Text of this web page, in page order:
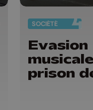
SOCIÉTÉ
Evasion
prison